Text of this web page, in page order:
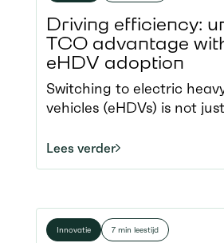
Driving efficiency:
TCO advantage
eHDV adoption
Switching to electric
vehicles (eHDVs) is not
role, and a question
every fleet operator:
new lifecycle Total Cost of
(TCO) analysis reveals
Lees verder
Innovatie 7 min leestijd